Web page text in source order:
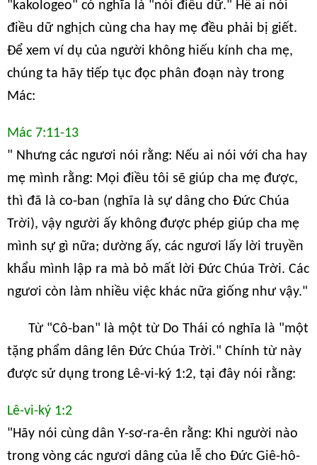
"kakologeo" có nghĩa là "nói điều dữ." Hễ ai nói
điều dữ nghịch cùng cha hay mẹ đều phải bị giết.
Để xem ví dụ của người không hiếu kính cha mẹ,
chúng ta hãy tiếp tục đọc phân đoạn này trong
Mác:
Mác 7:11-13
" Nhưng các ngươi nói rằng: Nếu ai nói với cha hay
mẹ mình rằng: Mọi điều tôi sẽ giúp cha mẹ được,
thì đã là co-ban (nghĩa là sự dâng cho Đức Chúa
Trời), vậy người ấy không được phép giúp cha mẹ
mình sự gì nữa; dường ấy, các ngươi lấy lời truyền
khẩu mình lập ra mà bỏ mất lời Đức Chúa Trời. Các
ngươi còn làm nhiều việc khác nữa giống như vậy."
Từ "Cô-ban" là một từ Do Thái có nghĩa là "một
tặng phẩm dâng lên Đức Chúa Trời." Chính từ này
được sử dụng trong Lê-vi-ký 1:2, tại đây nói rằng:
Lê-vi-ký 1:2
"Hãy nói cùng dân Y-sơ-ra-ên rằng: Khi người nào
trong vòng các ngươi dâng của lễ cho Đức Giê-hô-